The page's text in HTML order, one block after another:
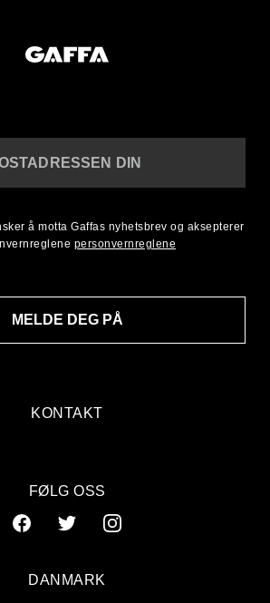
KONTAKT
DIN
MELDE DEG PÅ
å motta Gaffas nyhetsbrev og aksepterer
personvernreglene
FØLG OSS
DANMARK